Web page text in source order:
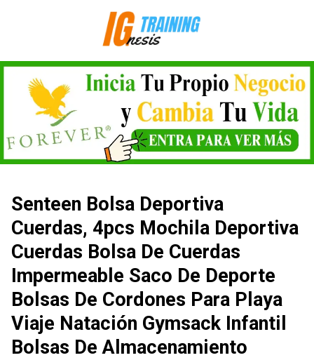
Senteen Bolsa Deportiva
Cuerdas, 4pcs Mochila Deportiva
Cuerdas Bolsa De Cuerdas
Impermeable Saco De Deporte
Bolsas De Cordones Para Playa
Viaje Natación Gymsack Infantil
Bolsas De Almacenamiento